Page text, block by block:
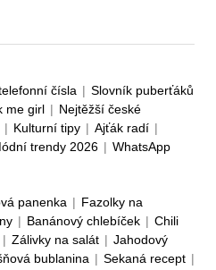
čísla | Slovník puberťáků
me girl | Nejtěžší české
| Kulturní tipy | Ajťák radí |
trendy 2026 | WhatsApp
panenka | Fazolky na
| Banánový chlebíček | Chili
| Zálivky na salát | Jahodový
bublanina | Sekaná recept |